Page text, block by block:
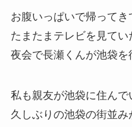
お腹いっぱいで帰ってき
たまたまテレビを見てい
夜会で長瀬くんが池袋を
私も親友が池袋に住んで
久しぶりの池袋の街並